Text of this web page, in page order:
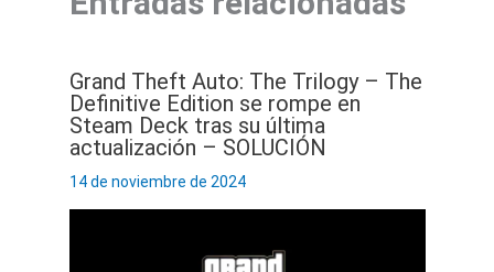
Grand Theft Auto: The Trilogy – The
Definitive Edition se rompe en
Steam Deck tras su última
actualización – SOLUCIÓN
14 de noviembre de 2024